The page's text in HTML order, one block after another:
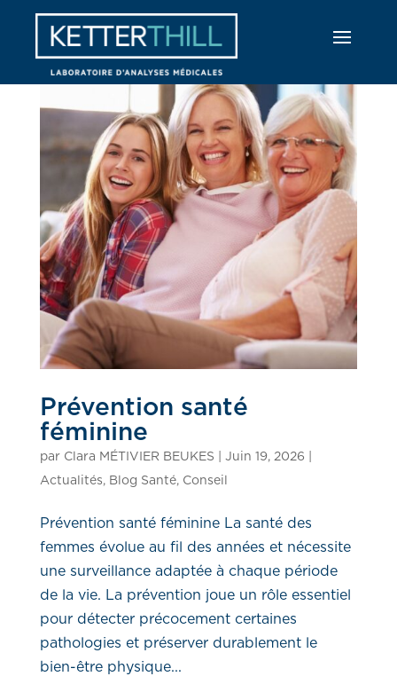
Prévention santé
féminine
par Clara MÉTIVIER BEUKES Juin 19, 2026
Actualités, Blog Santé, Conseil
Prévention santé féminine La santé des
femmes évolue au fil des années et nécessite
une surveillance adaptée à chaque période
de la vie. La prévention joue un rôle essentiel
pour détecter précocement certaines
pathologies et préserver durablement le
bien-être physique...